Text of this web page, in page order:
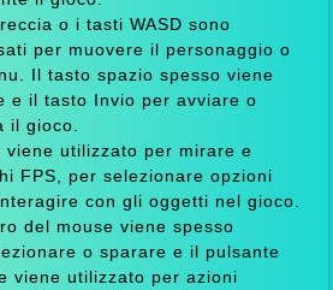
o i tasti WASD sono
per muovere il personaggio o
Il tasto spazio spesso viene
e il tasto Invio per avviare o
il gioco.
viene utilizzato per mirare e
FPS, per selezionare opzioni
con gli oggetti nel gioco.
del mouse viene spesso
o sparare e il pulsante
viene utilizzato per azioni